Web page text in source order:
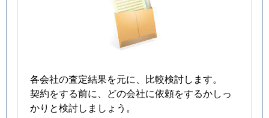
各会社の査定結果を元に、比較検討します。
契約をする前に、どの会社に依頼をするかしっ
かりと検討しましょう。